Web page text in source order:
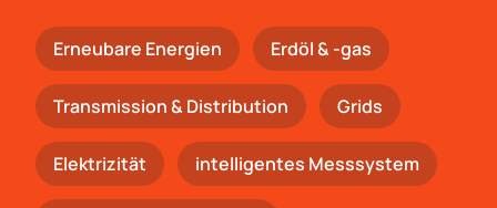
Erneubare Energien Erdöl & -gas
Trans­mis­si­on & Distribution Grids
Elektrizität intelligentes Messsystem